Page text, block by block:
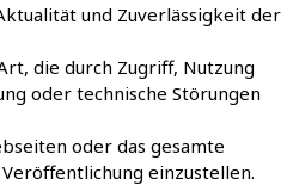
und Zuverlässigkeit der
die durch Zugriff, Nutzung
oder technische Störungen
oder das gesamte
einzustellen.